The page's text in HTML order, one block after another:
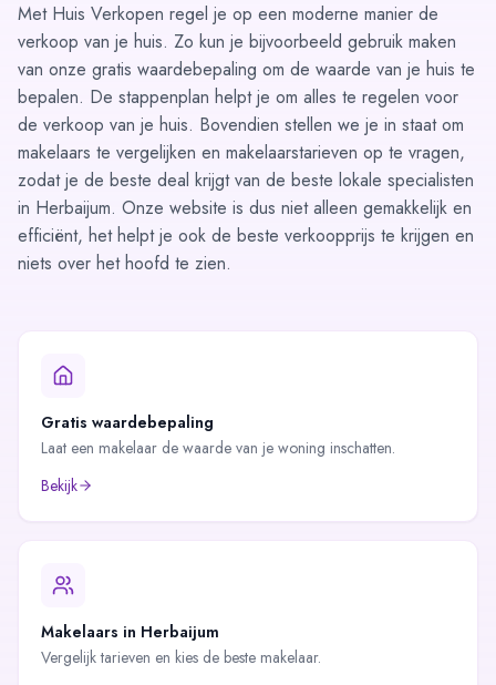
Met Huis Verkopen regel je op een moderne manier de
verkoop van je huis. Zo kun je bijvoorbeeld gebruik maken
van onze gratis waardebepaling om de waarde van je huis te
bepalen. De stappenplan helpt je om alles te regelen voor
de verkoop van je huis. Bovendien stellen we je in staat om
makelaars te vergelijken en makelaarstarieven op te vragen,
zodat je de beste deal krijgt van de beste lokale specialisten
in Herbaijum. Onze website is dus niet alleen gemakkelijk en
efficiënt, het helpt je ook de beste verkoopprijs te krijgen en
niets over het hoofd te zien.
Gratis waardebepaling
Laat een makelaar de waarde van je woning inschatten.
Bekijk
Makelaars in Herbaijum
Vergelijk tarieven en kies de beste makelaar.